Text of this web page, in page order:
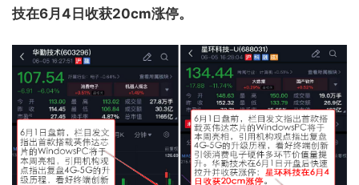
技在6月4日收获20cm涨停。